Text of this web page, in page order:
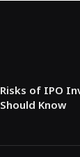
Risks of IPO
Should Know